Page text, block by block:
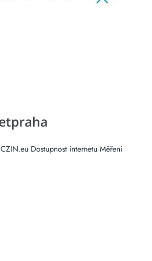
CZIN.eu Dostupnost internetu Měření